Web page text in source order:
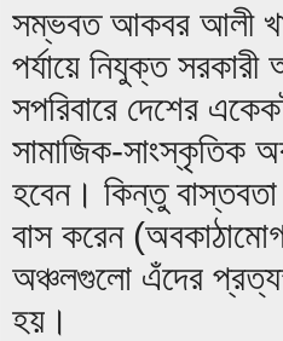
সম্ভবত আকবর আলী
পর্যায়ে নিযুক্ত
সপরিবারে দেশের
সামাজিক-সাংস্কৃতিক
হবেন। কিন্তু
বাস করেন
অঞ্চলগুলো এঁদের
হয়।